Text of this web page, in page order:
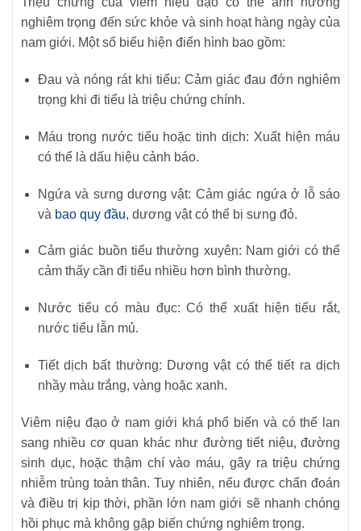
nghiêm trọng đến sức khỏe và sinh hoạt hàng ngày của
nam giới. Một số biểu hiện điển hình bao gồm:
Đau và nóng rát khi tiểu: Cảm giác đau đớn nghiêm
trọng khi đi tiểu là triệu chứng chính.
Máu trong nước tiểu hoặc tinh dịch: Xuất hiện máu
có thể là dấu hiệu cảnh báo.
Ngứa và sưng dương vật: Cảm giác ngứa ở lỗ sáo
và bao quy đầu, dương vật có thể bị sưng đỏ.
Cảm giác buồn tiểu thường xuyên: Nam giới có thể
cảm thấy cần đi tiểu nhiều hơn bình thường.
Nước tiểu có màu đục: Có thể xuất hiện tiểu rắt,
nước tiểu lẫn mủ.
Tiết dịch bất thường: Dương vật có thể tiết ra dịch
nhầy màu trắng, vàng hoặc xanh.
Viêm niệu đạo ở nam giới khá phổ biến và có thể lan
sang nhiều cơ quan khác như đường tiết niệu, đường
sinh dục, hoặc thậm chí vào máu, gây ra triệu chứng
nhiễm trùng toàn thân. Tuy nhiên, nếu được chẩn đoán
và điều trị kịp thời, phần lớn nam giới sẽ nhanh chóng
hồi phục mà không gặp biến chứng nghiêm trọng.